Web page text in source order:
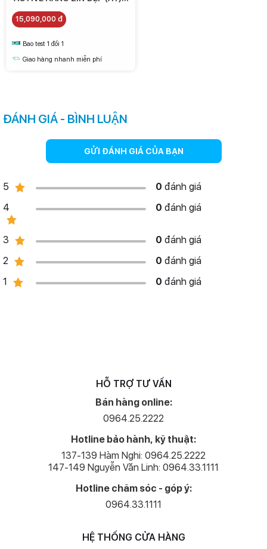
15,090,000 đ
Bao test 1 đổi 1
Giao hàng nhanh miễn phí
ĐÁNH GIÁ - BÌNH LUẬN
GỬI ĐÁNH GIÁ CỦA BẠN
5 0 đánh giá
4
0 đánh giá
3 0 đánh giá
2
0 đánh giá
1
0 đánh giá
HỖ TRỢ TƯ VẤN
Bán hàng online:
0964.25.2222
Hotline bảo hành, kỹ thuật:
137-139 Hàm Nghi: 0964.25.2222
147-149 Nguyễn Văn Linh: 0964.33.1111
Hotline chăm sóc - góp ý:
0964.33.1111
HỆ THỐNG CỬA HÀNG